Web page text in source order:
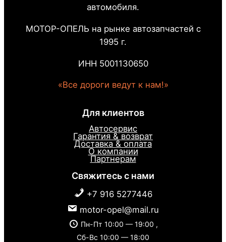
автомобиля.
МОТОР-ОПЕЛЬ на рынке автозапчастей с
1995 г.
ИНН 5001130650
«Все дороги ведут к нам!»
Для клиентов
Автосервис
Гарантия & возврат
Доставка & оплата
О компании
Партнерам
Свяжитесь с нами
+7 916 5277446
motor-opel@mail.ru
Пн-Пт 10:00 — 19:00 ,
Сб-Вс 10:00 — 18:00